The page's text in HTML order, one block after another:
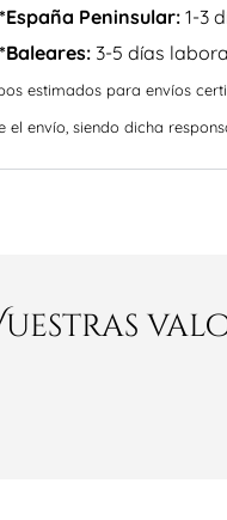
*España Peninsular:1-3
*Baleares:3-5 días
estimados para envíos
el envío, siendo dicha